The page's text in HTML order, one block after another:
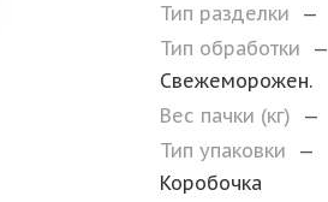
Тип разделки —
Тип обработки
—
Свежеморожен.
Вес пачки (кг)
—
Тип упаковки
—
Коробочка